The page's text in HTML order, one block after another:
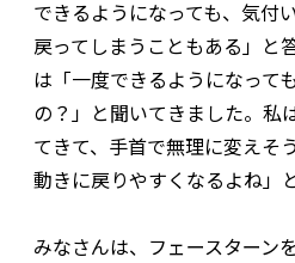
できるようになっても、気付
戻ってしまうこともある」と
は「一度できるようになって
の？」と聞いてきました。私
てきて、手首で無理に変えそ
動きに戻りやすくなるよね」
みなさんは、フェースターン